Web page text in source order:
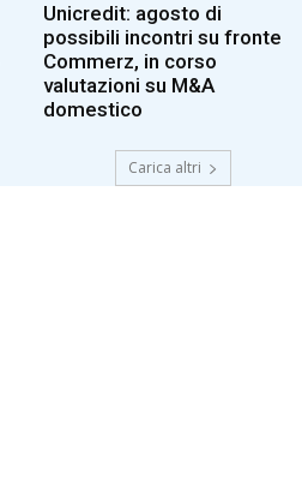
Unicredit: agosto di
possibili incontri su fronte
Commerz, in corso
valutazioni su M&A
domestico
Carica altri